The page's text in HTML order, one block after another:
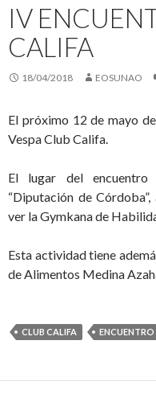
IV
CALIFA
18/04/2018 EOSUNAO
El próximo 12 de mayo
Vespa Club Califa.
El lugar del
“Diputación de
ver la Gymkana de
Esta actividad tiene
de Alimentos Medina
CLUB CALIFA ENCUENTRO